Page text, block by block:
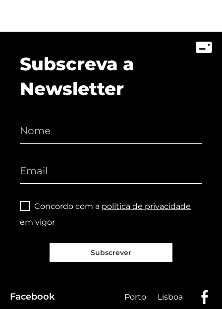
Subscreva a
Newsletter
Concordo com a política de privacidade
em vigor
Subscrever
Facebook Porto Lisboa